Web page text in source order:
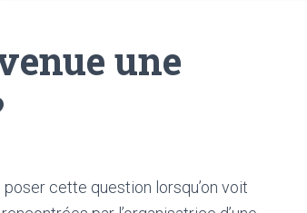
une
cette question lorsqu’on voit